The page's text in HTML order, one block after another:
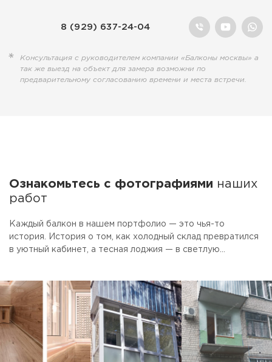
8 (929) 637-24-04
Консультация с руководителем компании «Балконы москвы» а
так же выезд на объект для замера возможни по
предварительному согласованию времени и места встречи.
Ознакомьтесь с фотографиями наших
работ
Каждый балкон в нашем портфолио — это чья-то
история. История о том, как холодный склад превратился
в уютный кабинет, а тесная лоджия — в светлую
то, что нравится — просто скажите, мы сделаем так же.